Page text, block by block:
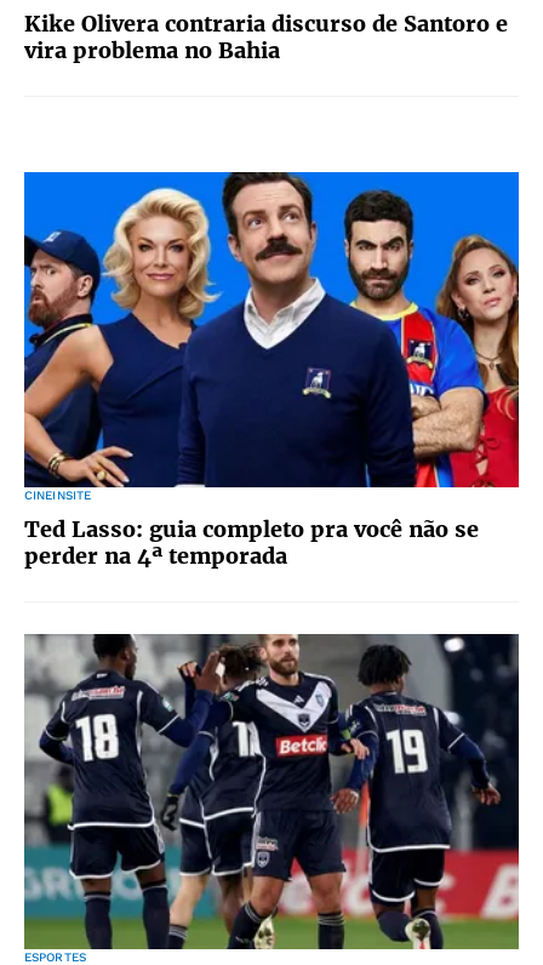
Kike Olivera contraria discurso de Santoro e
vira problema no Bahia
CINEINSITE
Ted Lasso: guia completo pra você não se
perder na 4ª temporada
ESPORTES